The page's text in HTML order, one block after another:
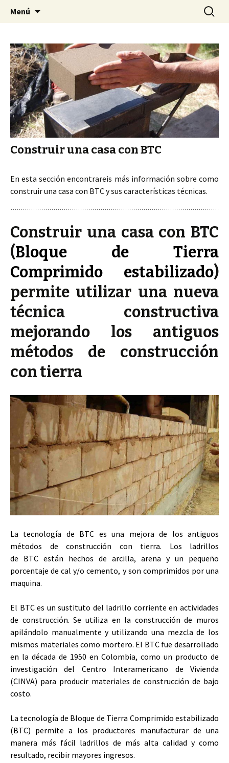
Arquitectura construcción y
reformas sostenibles a
medida. Construimos
adaptados a ti a tu entorno.
Realizamos la obra de tus
sueños y ahorrarás energía.
Arquitectura construcción y reformas
sostenibles a medida. Construimos
adaptados a ti a tu entorno. Realizamos la
obra de tus sueños y ahorrarás energía.
Menú Buscar:
Construir una casa con BTC
En esta sección encontrareis más información sobre como
construir una casa con BTC y sus características técnicas.
Construir una casa con BTC
(Bloque de Tierra
Comprimido estabilizado)
permite utilizar una nueva
técnica constructiva
mejorando los antiguos
métodos de construcción
con tierra
La tecnología de BTC es una mejora de los antiguos
métodos de construcción con tierra. Los ladrillos
de BTC están hechos de arcilla, arena y un pequeño
porcentaje de cal y/o cemento, y son comprimidos por una
maquina.
El BTC es un sustituto del ladrillo corriente en actividades
de construcción. Se utiliza en la construcción de muros
apilándolo manualmente y utilizando una mezcla de los
mismos materiales como mortero. El BTC fue desarrollado
en la década de 1950 en Colombia, como un producto de
investigación del Centro Interamericano de Vivienda
(CINVA) para producir materiales de construcción de bajo
costo.
La tecnología de Bloque de Tierra Comprimido estabilizado
(BTC) permite a los productores manufacturar de una
manera más fácil ladrillos de más alta calidad y como
resultado, recibir mayores ingresos.